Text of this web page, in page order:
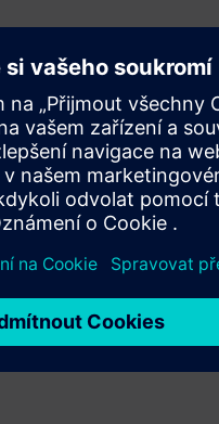
poklesu Movellus
Embedded Analytics.
spouštění nabízí
přímo koreluje
událostmi PDN, které je